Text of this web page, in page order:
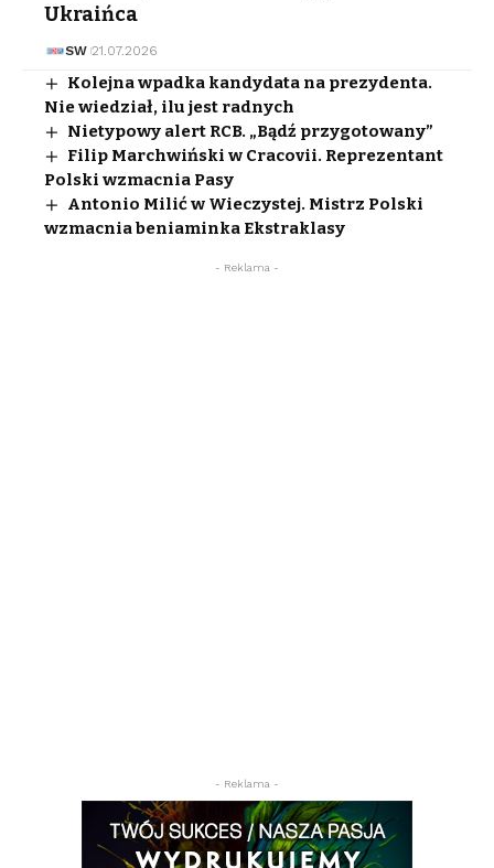
Ukraińca
SW 21.07.2026
Kolejna wpadka kandydata na prezydenta.
Nie wiedział, ilu jest radnych
Nietypowy alert RCB. „Bądź przygotowany”
Filip Marchwiński w Cracovii. Reprezentant
Polski wzmacnia Pasy
Antonio Milić w Wieczystej. Mistrz Polski
wzmacnia beniaminka Ekstraklasy
- Reklama -
- Reklama -